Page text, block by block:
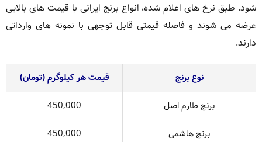
شود. طبق نرخ های اعلام شده، انواع برنج ایرانی با قیمت های بالایی
عرضه می شوند و فاصله قیمتی قابل توجهی با نمونه های وارداتی
دارند.
نوع برنج
قیمت هر کیلوگرم (تومان)
برنج طارم اصل
450,000
برنج هاشمی
450,000